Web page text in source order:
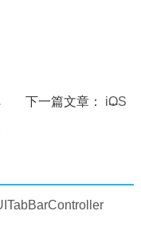
下一篇文章： iOS